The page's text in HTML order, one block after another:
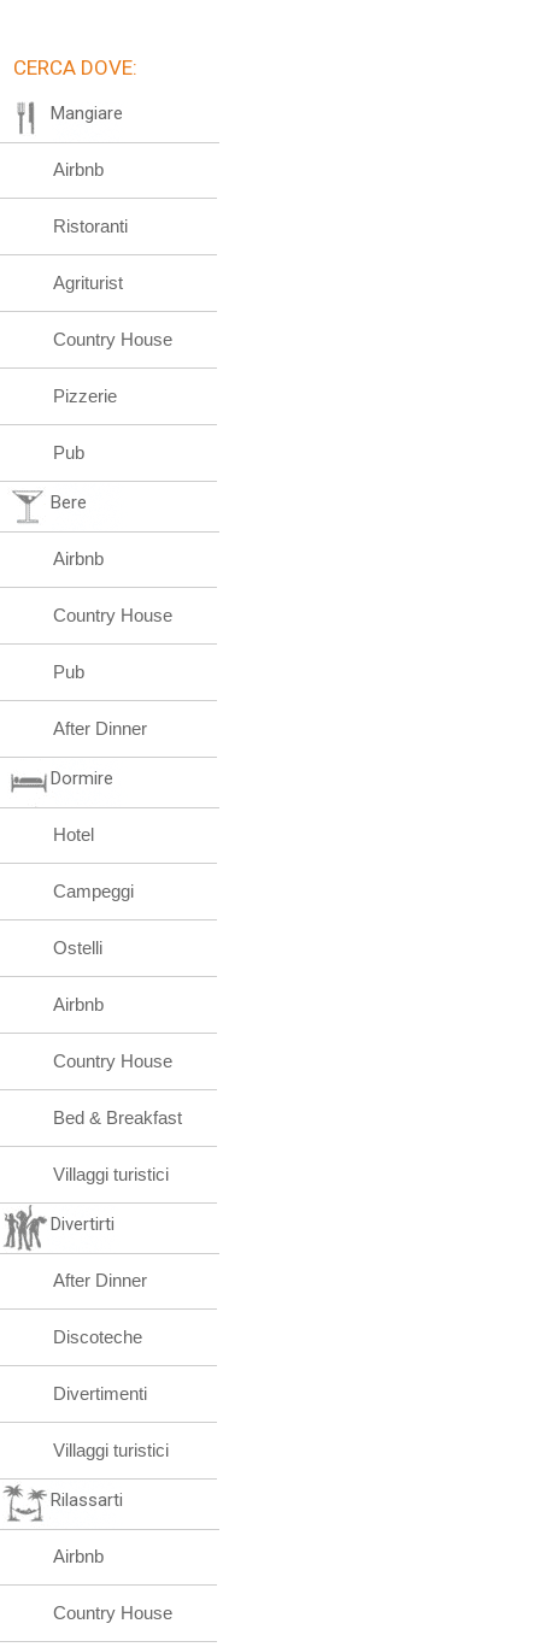
CERCA DOVE:
Mangiare
Airbnb
Ristoranti
Agriturist
Country House
Pizzerie
Pub
Bere
Airbnb
Country House
Pub
After Dinner
Dormire
Hotel
Campeggi
Ostelli
Airbnb
Country House
Bed & Breakfast
Villaggi turistici
Divertirti
After Dinner
Discoteche
Divertimenti
Villaggi turistici
Rilassarti
Airbnb
Country House